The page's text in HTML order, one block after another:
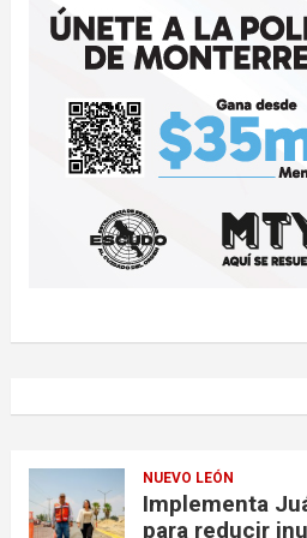
NUEVO LEÓN
Implementa
para reducir